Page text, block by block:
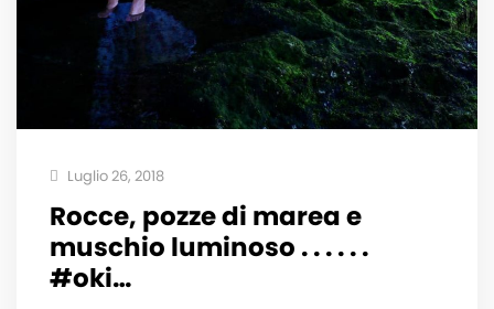
Luglio 26, 2018
Rocce, pozze di marea e
muschio luminoso . . . . . .
#oki…